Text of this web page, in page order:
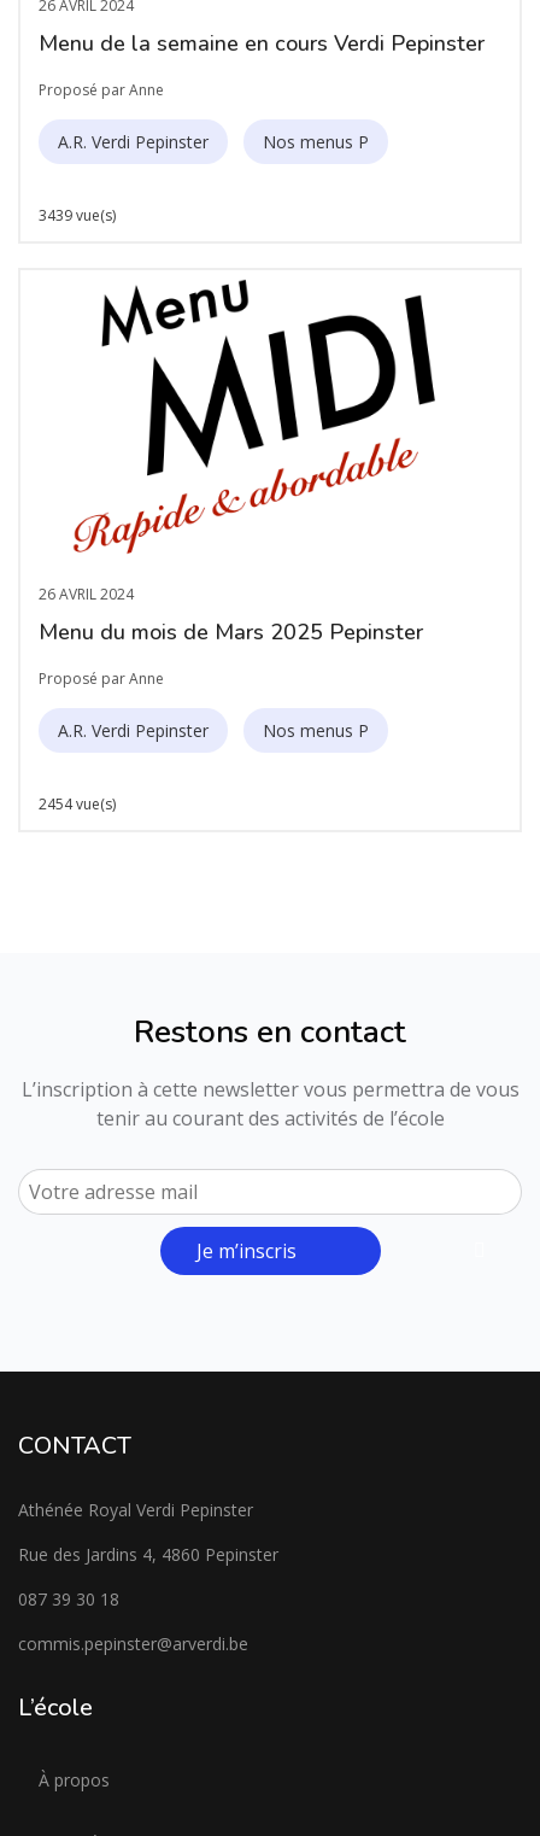
26 AVRIL 2024
Menu de la semaine en cours Verdi Pepinster
Proposé par Anne
A.R. Verdi Pepinster Nos menus P
3439 vue(s)
26 AVRIL 2024
Menu du mois de Mars 2025 Pepinster
Proposé par Anne
A.R. Verdi Pepinster Nos menus P
2454 vue(s)
Restons en contact
L’inscription à cette newsletter vous permettra de vous
tenir au courant des activités de l’école
Je m’inscris
CONTACT
Athénée Royal Verdi Pepinster
Rue des Jardins 4, 4860 Pepinster
087 39 30 18
commis.pepinster@arverdi.be
L’école
À propos